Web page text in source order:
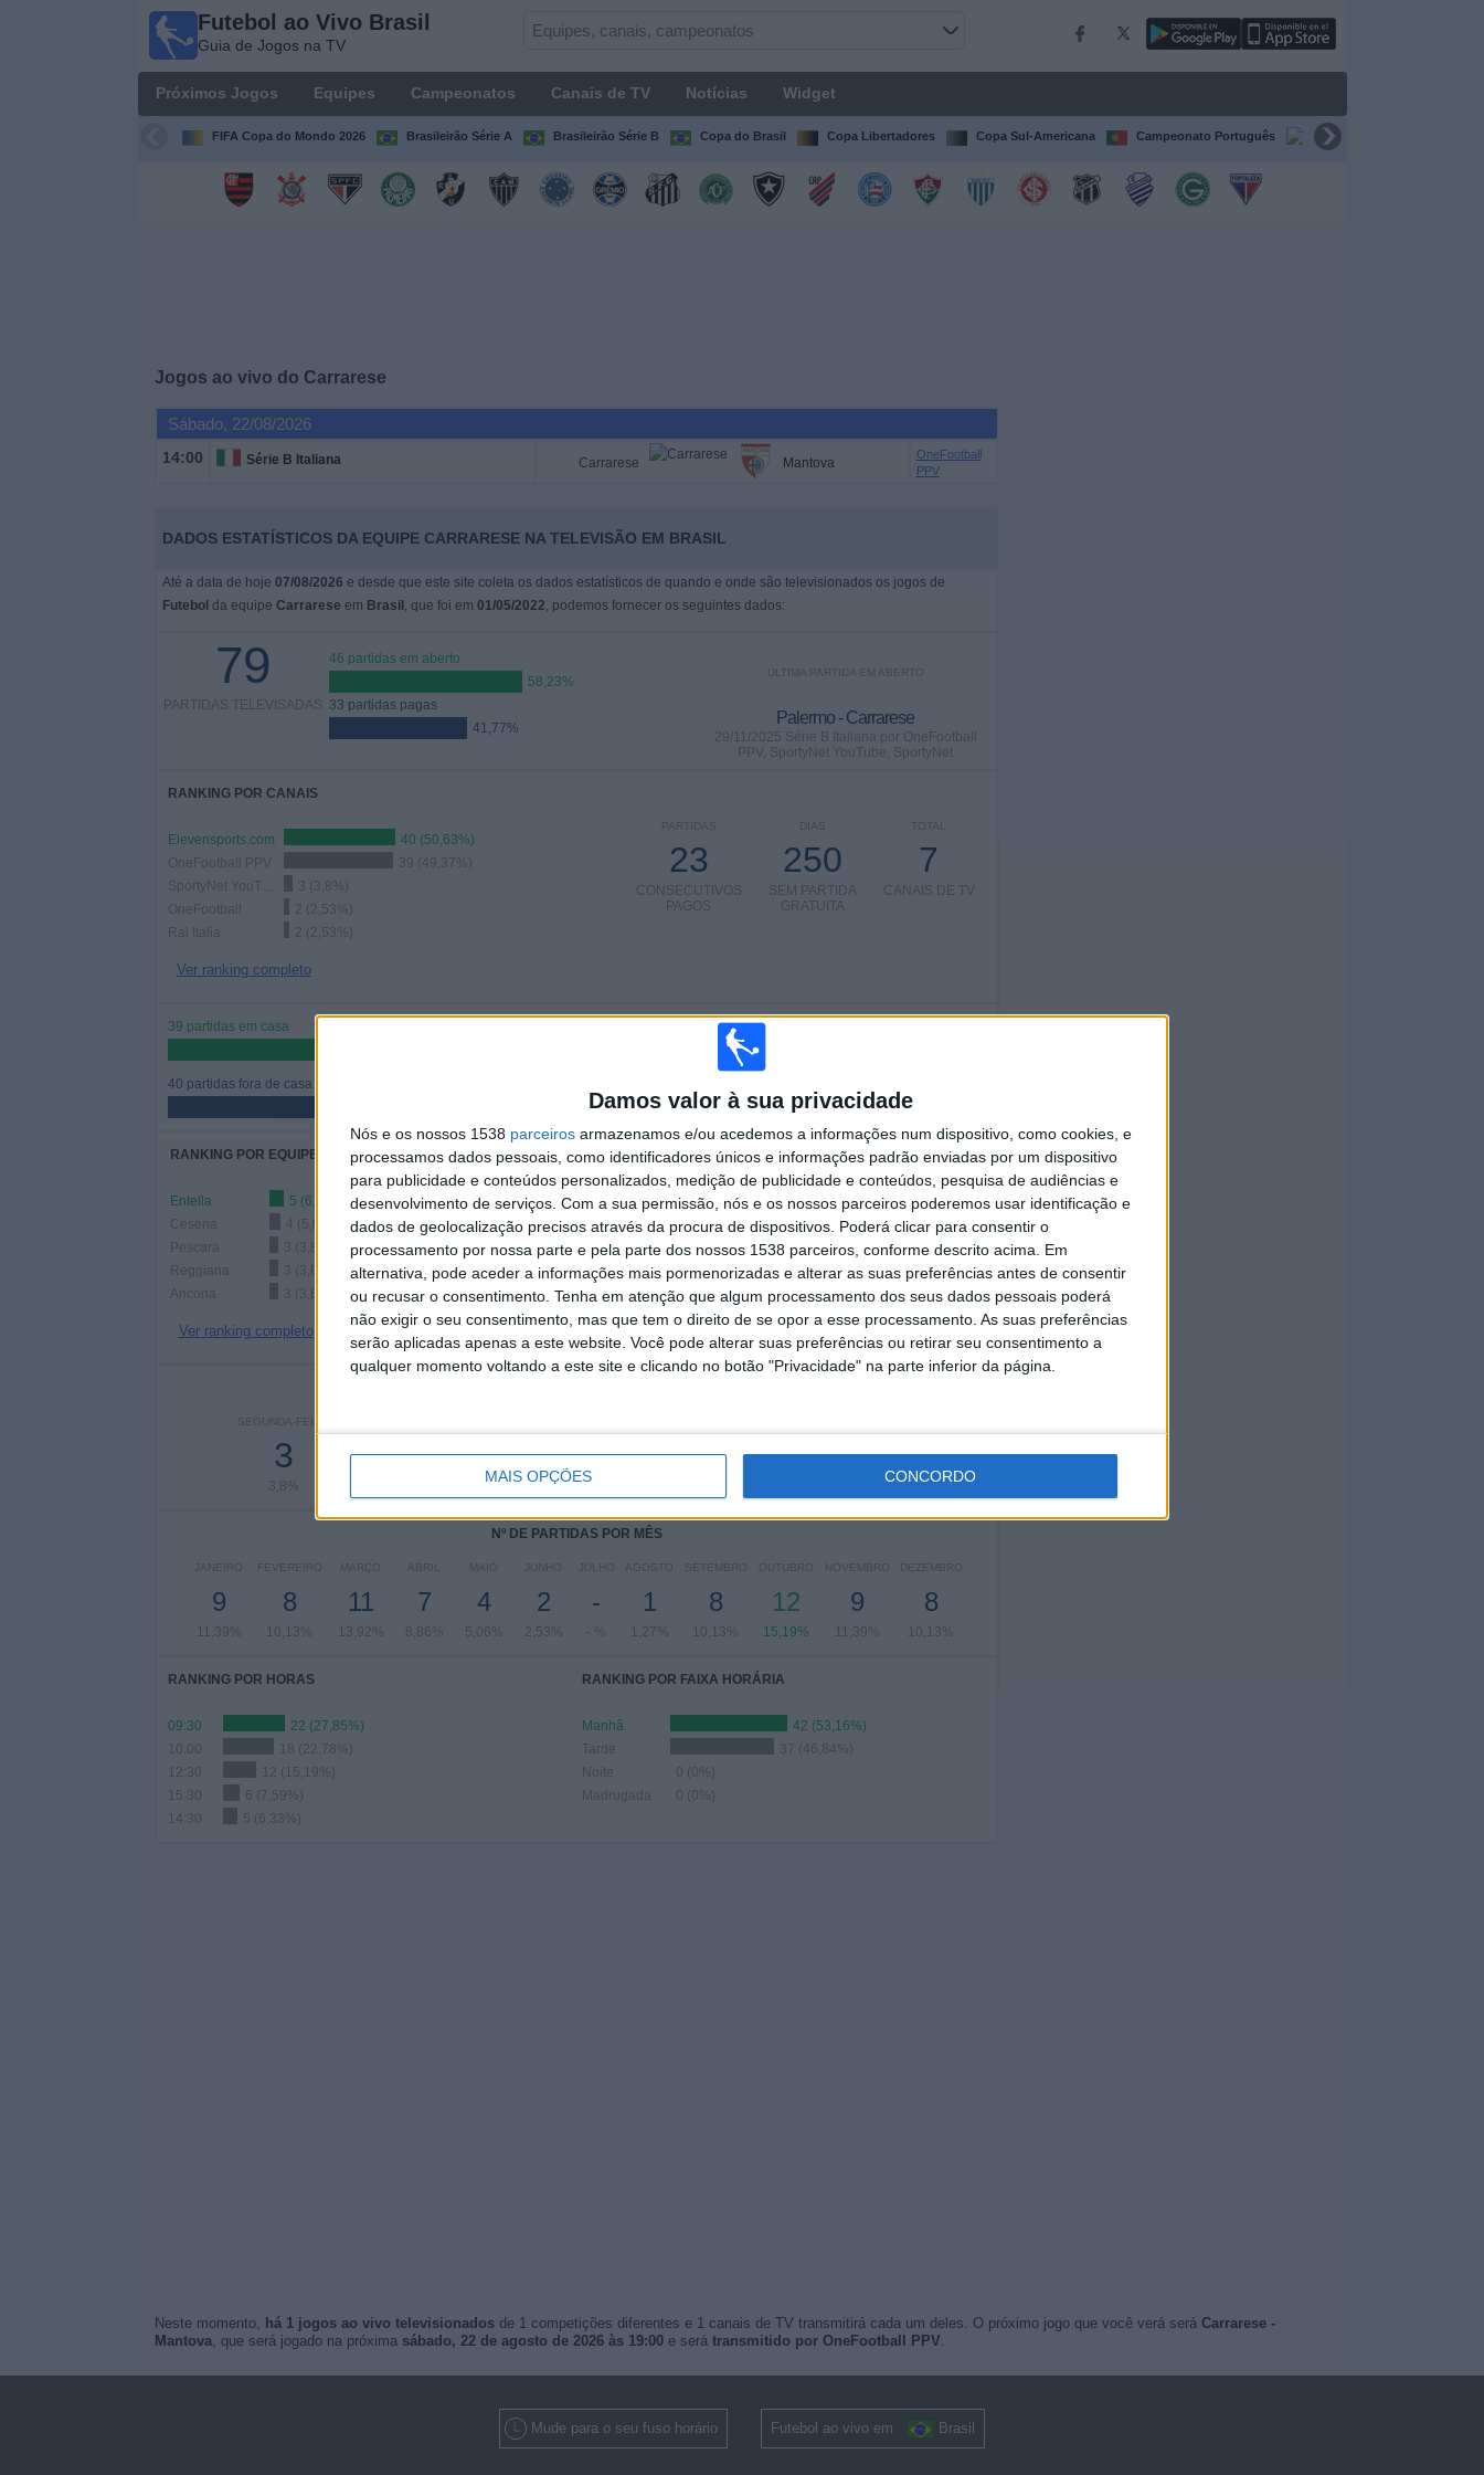
Damos valor à sua privacidade
Nós e os nossos 1538 parceiros armazenamos e/ou acedemos a informações num dispositivo, como cookies, e
processamos dados pessoais, como identificadores únicos e informações padrão enviadas por um dispositivo
para publicidade e conteúdos personalizados, medição de publicidade e conteúdos, pesquisa de audiências e
desenvolvimento de serviços. Com a sua permissão, nós e os nossos parceiros poderemos usar identificação e
dados de geolocalização precisos através da procura de dispositivos. Poderá clicar para consentir o
processamento por nossa parte e pela parte dos nossos 1538 parceiros, conforme descrito acima. Em
alternativa, pode aceder a informações mais pormenorizadas e alterar as suas preferências antes de consentir
ou recusar o consentimento. Tenha em atenção que algum processamento dos seus dados pessoais poderá
não exigir o seu consentimento, mas que tem o direito de se opor a esse processamento. As suas preferências
serão aplicadas apenas a este website. Você pode alterar suas preferências ou retirar seu consentimento a
qualquer momento voltando a este site e clicando no botão "Privacidade" na parte inferior da página.
MAIS OPÇÕES CONCORDO
Futebol ao Vivo Brasil
Guia de Jogos na TV
Próximos Jogos Equipes Campeonatos Canais de TV Notícias Widget
FIFA Copa do Mondo 2026 Brasileirão Série A Brasileirão Série B Copa do Brasil Copa Libertadores Copa Sul-Americana Campeonato Português Campeonato Espanhol
Jogos ao vivo do Carrarese
Sábado, 22/08/2026
14:00 Série B Italiana Carrarese Mantova
OneFootball
PPV
DADOS ESTATÍSTICOS DA EQUIPE CARRARESE NA TELEVISÃO EM BRASIL
Até a data de hoje 07/08/2026 e desde que este site coleta os dados estatísticos de quando e onde são televisionados os jogos de
Futebol da equipe Carrarese em Brasil , que foi em 01/05/2022, podemos fornecer os seguintes dados:
79
PARTIDAS TELEVISADAS
46 partidas em aberto
58,23%
33 partidas pagas
41,77%
ÚLTIMA PARTIDA EM ABERTO
Palermo - Carrarese
29/11/2025 Série B Italiana por OneFootball
PPV, SportyNet YouTube, SportyNet
RANKING POR CANAIS
Elevensports.com
40 (50,63%)
OneFootball PPV
39 (49,37%)
SportyNet YouTube
3 (3,8%)
OneFootball
2 (2,53%)
Rai Italia
2 (2,53%)
Ver ranking completo
TOTAL
7
CANAIS DE TV
DIAS
250
SEM PARTIDA
GRATUITA
PARTIDAS
23
CONSECUTIVOS
PAGOS
39 partidas em casa
40 partidas fora de casa
VS Entella
COMPETIÇÕES
RANKING POR EQUIPES
Entella
5 (6,33%)
Cesena
4 (5,06%)
Pescara
3 (3,8%)
Reggiana
3 (3,8%)
Ancona
3 (3,8%)
Ver ranking completo
RANKING POR COMPETIÇÕES
Serie C - Promotion - Play Offs
42 (53,16%)
Série B Italiana
35 (44,3%)
Coppa Italia Serie C
1 (1,27%)
Copa Itália
1 (1,27%)
Ver ranking completo
SEGUNDA-FEIRA
3
3,8%
5 7
8,86%
1
1,27%
4 30 29
36,71%
Nº DE PARTIDAS POR MÊS
JANEIRO
9
11,39%
FEVEREIRO
8
10,13%
MARÇO
11
13,92%
ABRIL
7
8,86%
MAIO
4
5,06%
JUNHO
2
2,53%
JULHO
-
- %
AGOSTO
1
1,27%
SETEMBRO
8
10,13%
OUTUBRO
12
15,19%
NOVEMBRO
9
11,39%
DEZEMBRO
8
10,13%
RANKING POR HORAS
09:30
22 (27,85%)
18 (22,78%)
12:30
12 (15,19%)
15:30
6 (7,59%)
14:30
5 (6,33%)
RANKING POR FAIXA HORÁRIA
Manhã
42 (53,16%)
Tarde
37 (46,84%)
Noite
0 (0%)
Madrugada
0 (0%)
Neste momento, há 1 jogos ao vivo televisionadosde 1 competições diferentes e 1 canais de TV transmitirá cada um deles. O próximo jogo que você verá será Carrarese -
Mantova, que será jogado na próxima sábado, 22 de agosto de 2026 às 19:00e será transmitido por OneFootball PPV.
Mude para o seu fuso horário Futebol ao vivo em Brasil